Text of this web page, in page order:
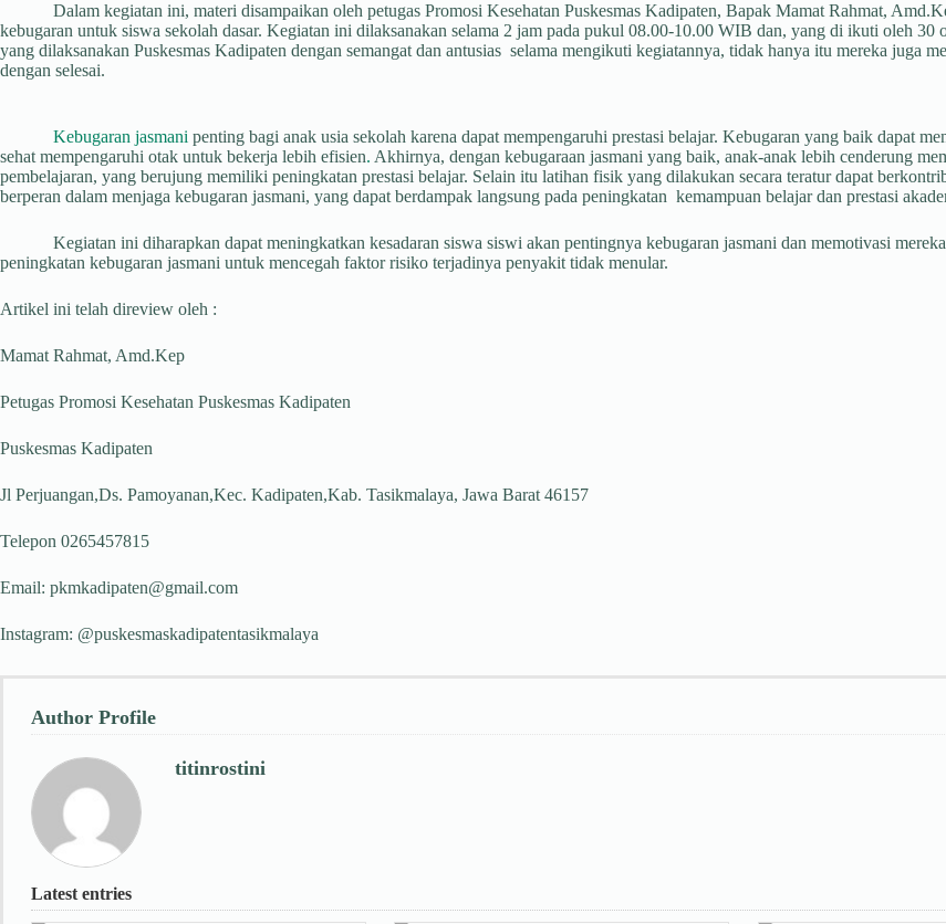
Dalam kegiatan ini, materi disampaikan oleh petugas Promosi Kesehatan Puskesmas Kadipaten, Bapak Mamat Rahmat,
kebugaran untuk siswa sekolah dasar. Kegiatan ini dilaksanakan selama 2 jam pada pukul 08.00-10.00 WIB dan, yang di ikuti oleh
yang dilaksanakan Puskesmas Kadipaten dengan semangat dan antusias selama mengikuti kegiatannya, tidak hanya itu mereka juga
dengan selesai.
Kebugaran jasmani penting bagi anak usia sekolah karena dapat mempengaruhi prestasi belajar. Kebugaran yang baik dapat
sehat mempengaruhi otak untuk bekerja lebih efisien. Akhirnya, dengan kebugaraan jasmani yang baik, anak-anak lebih cenderung
pembelajaran, yang berujung memiliki peningkatan prestasi belajar. Selain itu latihan fisik yang dilakukan secara teratur dapat
berperan dalam menjaga kebugaran jasmani, yang dapat berdampak langsung pada peningkatan kemampuan belajar dan prestasi
Kegiatan ini diharapkan dapat meningkatkan kesadaran siswa siswi akan pentingnya kebugaran jasmani dan memotivasi mereka
peningkatan kebugaran jasmani untuk mencegah faktor risiko terjadinya penyakit tidak menular.
Artikel ini telah direview oleh :
Mamat Rahmat, Amd.Kep
Petugas Promosi Kesehatan Puskesmas Kadipaten
Puskesmas Kadipaten
Jl Perjuangan,Ds. Pamoyanan,Kec. Kadipaten,Kab. Tasikmalaya, Jawa Barat 46157
Telepon 0265457815
Email: pkmkadipaten@gmail.com
Instagram: @puskesmaskadipatentasikmalaya
Author Profile
titinrostini
Latest entries